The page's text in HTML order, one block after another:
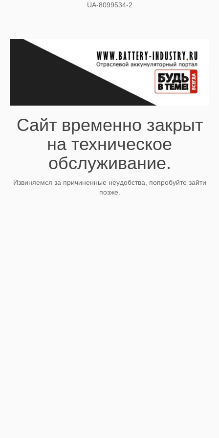
UA-8099534-2
Сайт временно закрыт
на техническое
обслуживание.
Извиняемся за причиненные неудобства, попробуйте зайти
позже.